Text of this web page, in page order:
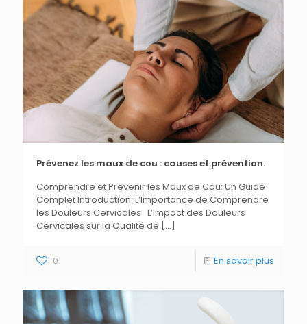
Prévenez les maux de cou : causes et prévention.
Comprendre et Prévenir les Maux de Cou: Un Guide
Complet Introduction: L’Importance de Comprendre
les Douleurs Cervicales L’Impact des Douleurs
Cervicales sur la Qualité de […]
0 En savoir plus